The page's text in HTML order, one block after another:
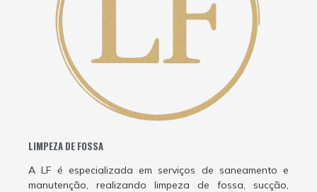
LIMPEZA DE FOSSA
A LF é especializada em serviços de saneamento e
manutenção, realizando limpeza de fossa, sucção,